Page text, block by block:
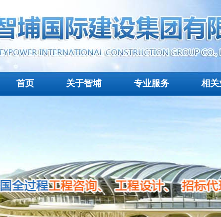
首页 关于智埔 专业服务 相关